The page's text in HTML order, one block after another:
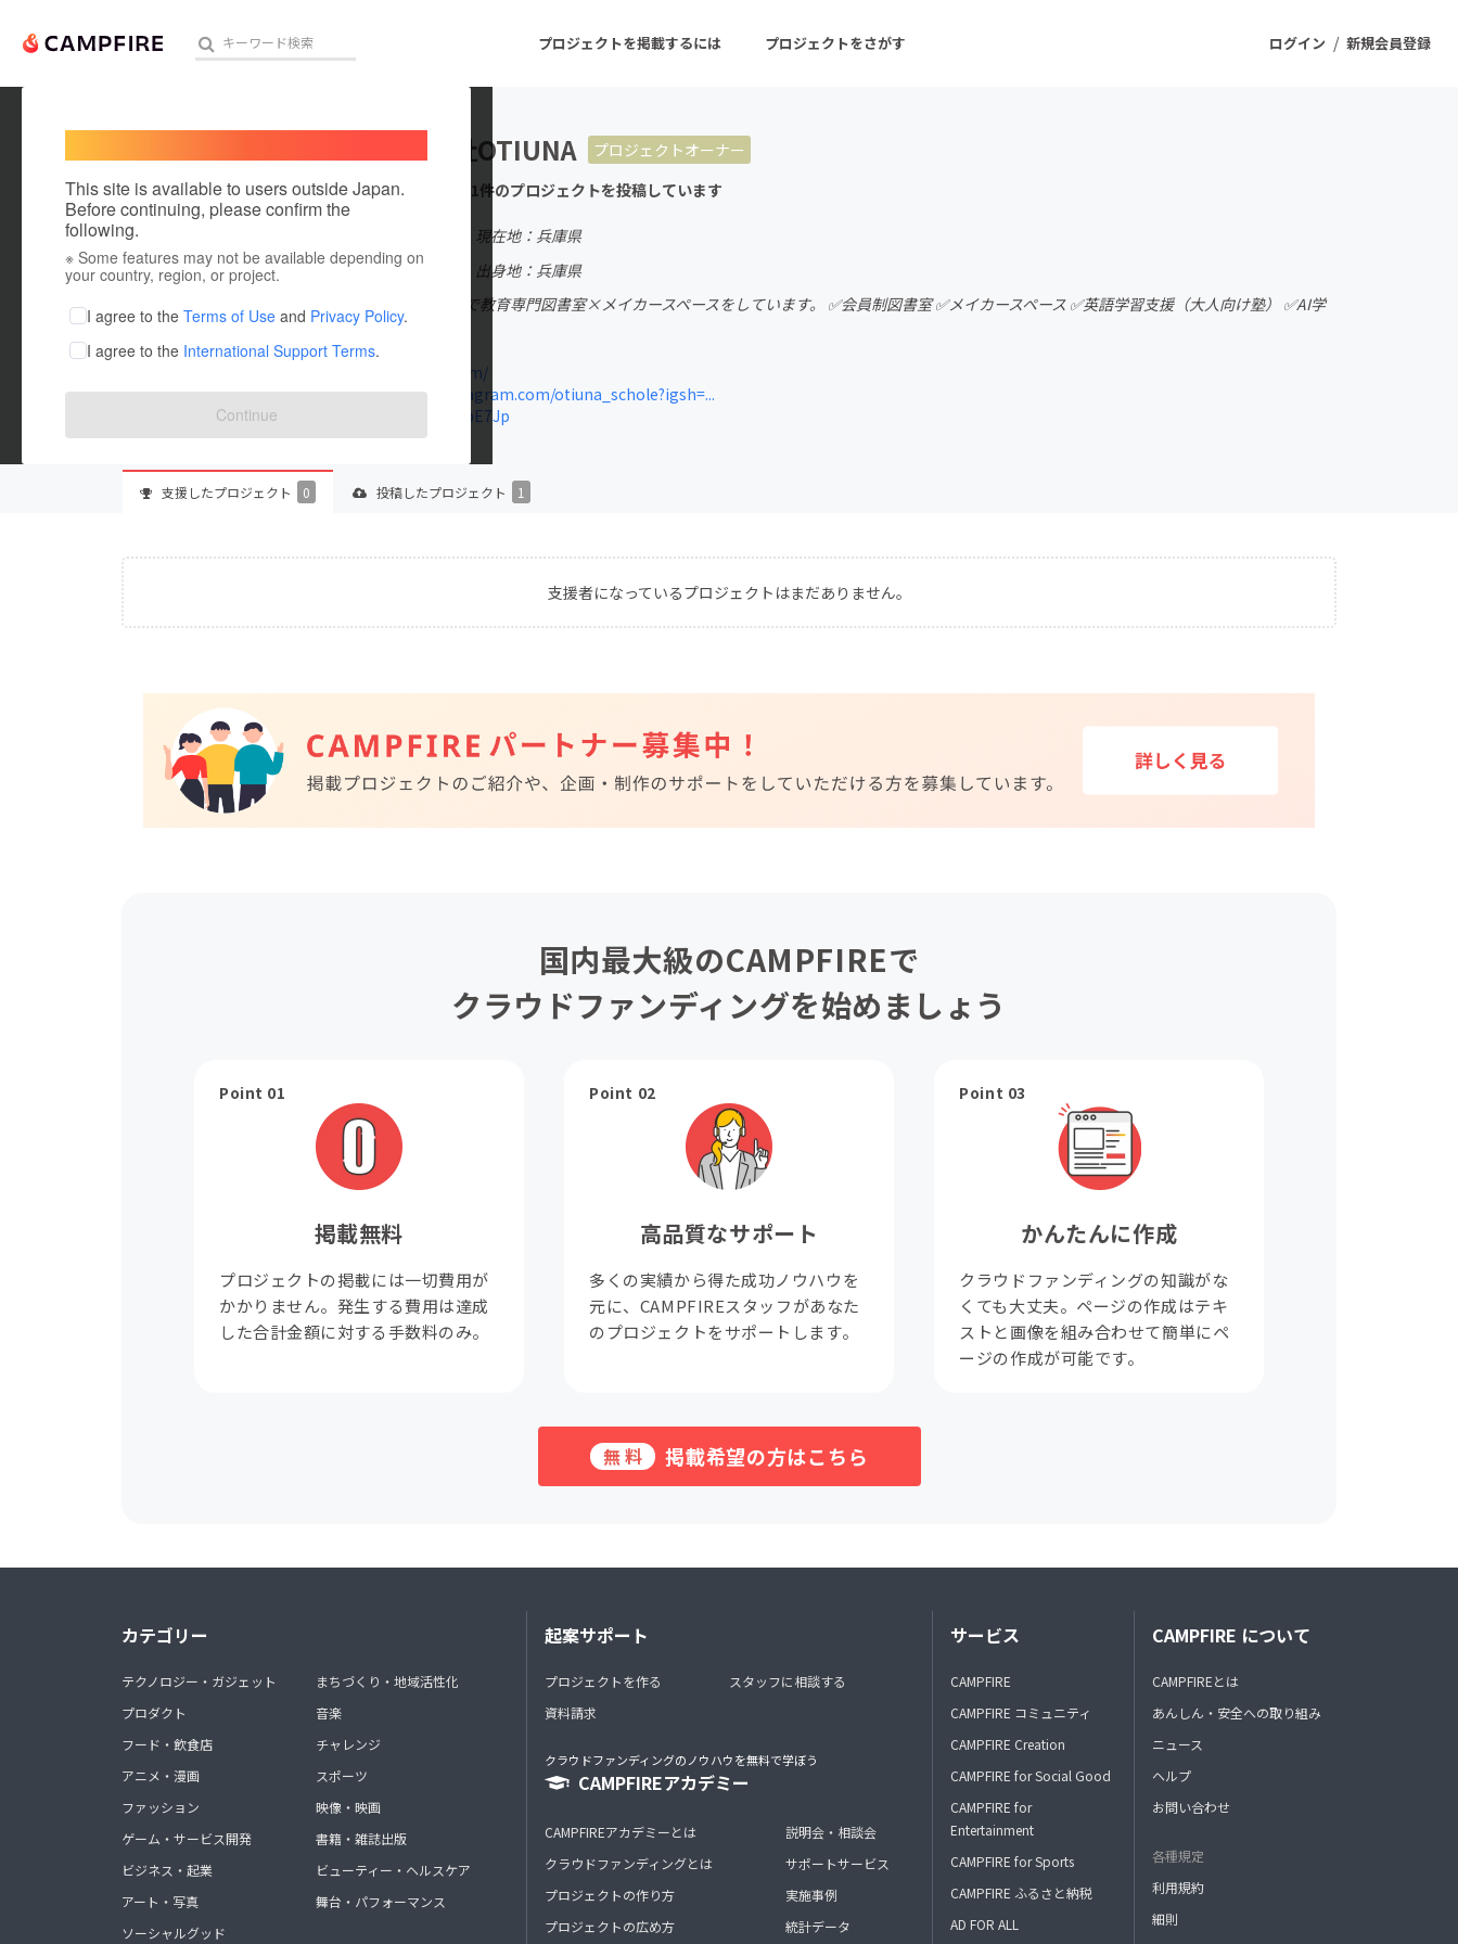
ログイン / 新規会員登録
プロジェクトを掲載するには プロジェクトをさがす
人気のプロジェクト 注目のリターン 注目の新着プロジェクト
アート・写真 音楽
テクノロジー・ガジェット
ゲーム・サービス開発 フード・飲食店
ファッション
映像・映画
ビジネス・起業
チャレンジ
まちづくり・地域活性化
CAMPFIREふるさと納税
machi-ya コミュニティ
This site is available to users outside Japan.
Before continuing, please confirm the
following.
※ Some features may not be available depending on
your country, region, or project.
I agree to the Terms of Use and Privacy Policy.
I agree to the International Support Terms.
Continue
株式会社OTIUNA
プロジェクトオーナー
これまでに1件のプロジェクトを投稿しています
現在地：兵庫県
出身国：日本
出身地：兵庫県
兵庫県姫路市で教育専門図書室×メイカースペースをしています。 ✅会員制図書室 ✅メイカースペース ✅英語学習支援（大人向け塾） ✅AI学
習動画講座
otiuna.com/
www.instagram.com/otiuna_schole?igsh=...
lin.ee/YWpE7Jp
支援したプロジェクト 0 投稿したプロジェクト 1
支援者になっているプロジェクトはまだありません。
国内最大級のCAMPFIREで
クラウドファンディングを始めましょう
Point 01
掲載無料
プロジェクトの掲載には一切費用が
かかりません。発生する費用は達成
した合計金額に対する手数料のみ。
Point 02
高品質なサポート
多くの実績から得た成功ノウハウを
元に、CAMPFIREスタッフがあなた
のプロジェクトをサポートします。
Point 03
かんたんに作成
クラウドファンディングの知識がな
くても大丈夫。ページの作成はテキ
ストと画像を組み合わせて簡単にペ
ージの作成が可能です。
無料 掲載希望の方はこちら
カテゴリー
テクノロジー・ガジェット
プロダクト
フード・飲食店
アニメ・漫画
ファッション
ゲーム・サービス開発
ビジネス・起業
アート・写真
ソーシャルグッド
まちづくり・地域活性化
音楽
チャレンジ
スポーツ
映像・映画
書籍・雑誌出版
ビューティー・ヘルスケア
舞台・パフォーマンス
起案サポート
プロジェクトを作る
資料請求
スタッフに相談する
クラウドファンディングのノウハウを無料で学ぼう
CAMPFIREアカデミー
CAMPFIREアカデミーとは
クラウドファンディングとは
プロジェクトの作り方
プロジェクトの広め方
説明会・相談会
サポートサービス
実施事例
統計データ
サービス
CAMPFIRE
CAMPFIRE コミュニティ
CAMPFIRE Creation
CAMPFIRE for Social Good
CAMPFIRE for
Entertainment
CAMPFIRE for Sports
CAMPFIRE ふるさと納税
AD FOR ALL
CAMPFIRE について
CAMPFIREとは
あんしん・安全への取り組み
ニュース
ヘルプ
お問い合わせ
各種規定
利用規約
細則